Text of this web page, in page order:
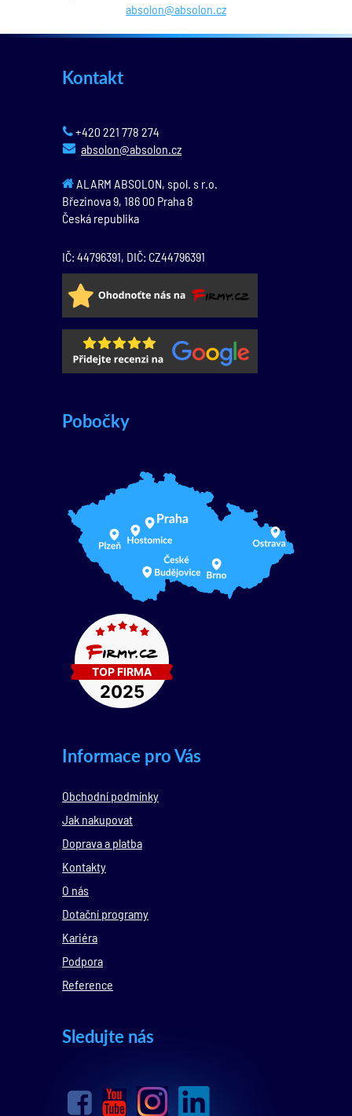
absolon@absolon.cz
Kontakt
+420 221 778 274
absolon@absolon.cz
ALARM ABSOLON, spol. s r.o.
Březinova 9, 186 00 Praha 8
Česká republika
IČ: 44796391, DIČ: CZ44796391
Pobočky
Informace pro Vás
Obchodní podmínky
Jak nakupovat
Doprava a platba
Kontakty
O nás
Dotační programy
Kariéra
Podpora
Reference
Sledujte nás